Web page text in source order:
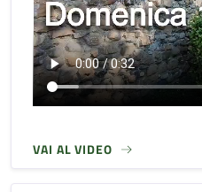
VAI AL VIDEO